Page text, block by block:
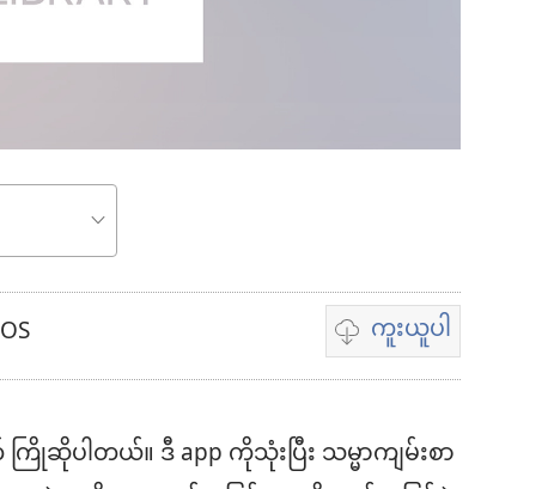
ကူးယူပါ
ဗီဒီယို
ကူး
ယူ
ပါတယ်။ ဒီ app ကိုသုံးပြီး သမ္မာကျမ်းစာ